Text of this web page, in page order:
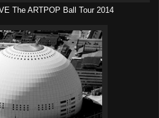
The ARTPOP Ball Tour 2014